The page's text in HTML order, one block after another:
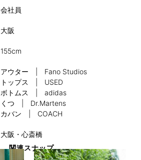
会社員
大阪
155cm
アウター | Fano Studios
トップス | USED
ボトムス | adidas
くつ | Dr.Martens
カバン | COACH
大阪・心斎橋
関連スナップ